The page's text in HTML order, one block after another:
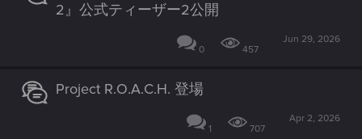
2』公式ティーザー2公開
0 457
Jun 29, 2026
Project R.O.A.C.H. 登場
1 707
Apr 2, 2026